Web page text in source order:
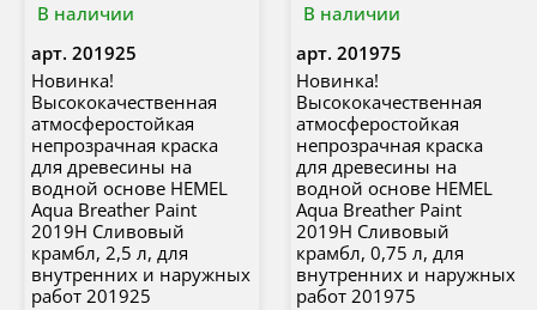
В наличии
арт. 201925
Новинка!
Высококачественная
атмосферостойкая
непрозрачная краска
для древесины на
водной основе HEMEL
Aqua Breather Paint
2019H Сливовый
крамбл, 2,5 л, для
внутренних и наружных
работ 201925
В наличии
арт. 201975
Новинка!
Высококачественная
атмосферостойкая
непрозрачная краска
для древесины на
водной основе HEMEL
Aqua Breather Paint
2019H Сливовый
крамбл, 0,75 л, для
внутренних и наружных
работ 201975